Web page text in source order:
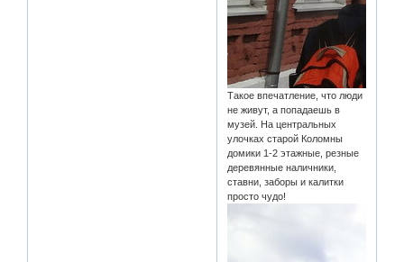
Такое впечатление, что люди
не живут, а попадаешь в
музей. На центральных
улочках старой Коломны
домики 1-2 этажные, резные
деревянные наличники,
ставни, заборы и калитки
просто чудо!